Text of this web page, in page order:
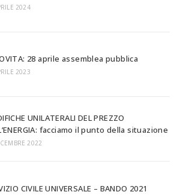
2024
28 aprile assemblea pubblica
2023
UNILATERALI DEL PREZZO
facciamo il punto della situazione
2022
CIVILE UNIVERSALE – BANDO 2021